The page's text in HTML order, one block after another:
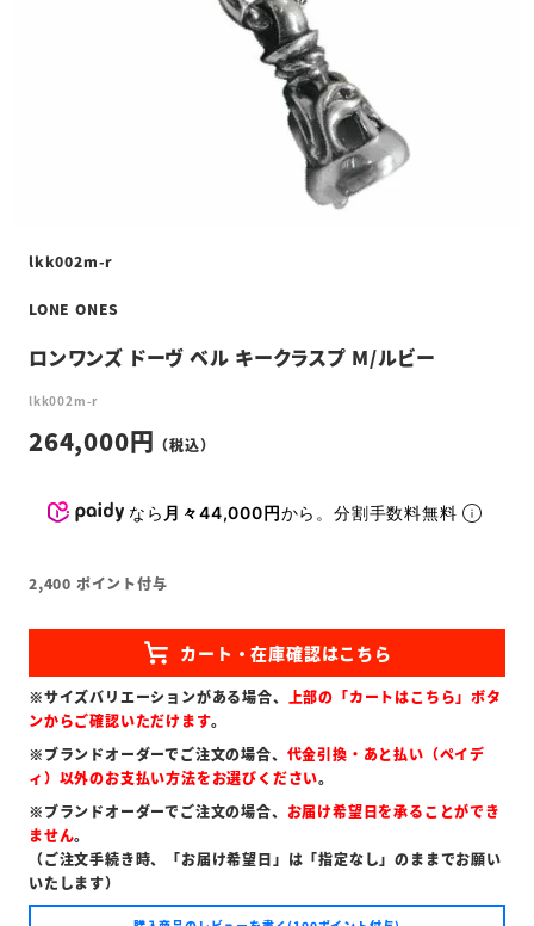
lkk002m-r
LONE ONES
ロンワンズ ドーヴ ベル キークラスプ M/ルビー
lkk002m-r
264,000
なら 月々44,000円から。分割手数料無料
2,400 ポイント付与
※サイズバリエーションがある場合、 上部の「カートはこちら」ボタ
ンからご確認いただけます。
※ブランドオーダーでご注文の場合、 代金引換・あと払い（ペイデ
ィ）以外のお支払い方法をお選びください。
※ブランドオーダーでご注文の場合、 お届け希望日を承ることができ
ません。
（ご注文手続き時、「お届け希望日」は「指定なし」のままでお願い
いたします）